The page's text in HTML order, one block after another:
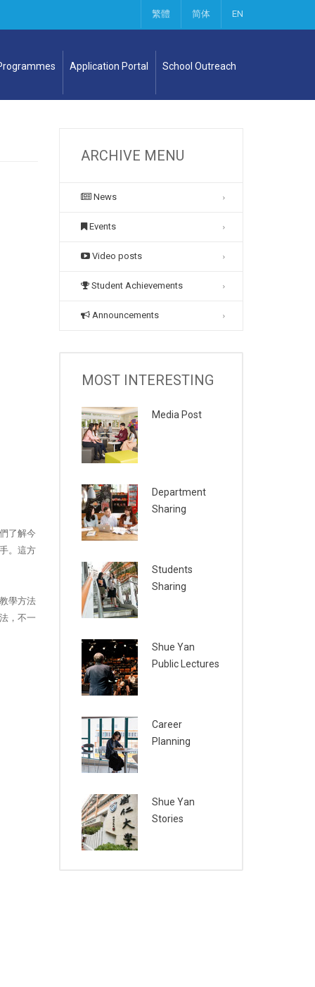
繁體 简体 EN
Application Portal School Outreach
了解今
。這方
學方法
，不一
ARCHIVE MENU
News
Events
Video posts
Student Achievements
Announcements
MOST INTERESTING
Media Post
Department
Sharing
Students
Sharing
Shue Yan
Public Lectures
Career
Planning
Shue Yan
Stories